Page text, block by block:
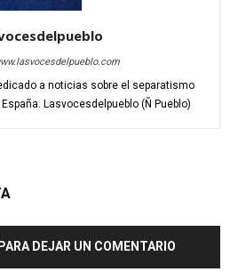
a noticias sobre el separatismo
Lasvocesdelpueblo (Ñ Pueblo)
DEJAR UN COMENTARIO